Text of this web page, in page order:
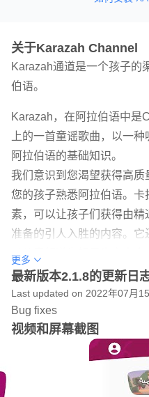
关于Karazah Channel
Karazah通道是一个孩子的
伯语。
Karazah，在阿拉伯语中是
上的一首童谣歌曲，以一
阿拉伯语的基础知识。
我们意识到您渴望获得高
您的孩子熟悉阿拉伯语。
素，可以让孩子们获得由
准备的引人入胜的内容。
以儿童频道为幌子生产出令
在当今世界，尤其是在发达
很多。对于每个家长来说，
节目和频道真是莫名其妙。
孩子们中的强大吸引力，从
在来自世界5个国家（美国
长国和卡塔尔）的媒体和
更多
最新版本2.1.8的更新日
Last updated on 2022年07月
Bug fixes
视频和屏幕截图